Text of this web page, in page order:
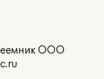
ООО